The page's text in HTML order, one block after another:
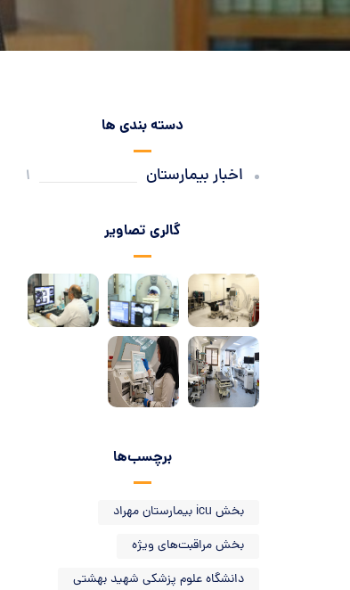
دسته بندی ها
اخبار بیمارستان 1
گالری تصاویر
برچسب‌ها
بخش icu بیمارستان مهراد
بخش مراقبت‌های ویژه
دانشگاه علوم پزشکی شهید بهشتی